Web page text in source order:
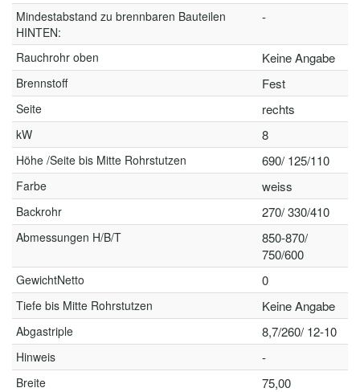
Mindestabstand zu brennbaren Bauteilen
HINTEN:
-
Rauchrohr oben Keine Angabe
Brennstoff Fest
Seite rechts
kW 8
Höhe /Seite bis Mitte Rohrstutzen 690/ 125/110
Farbe weiss
Backrohr 270/ 330/410
Abmessungen H/B/T
850-870/
750/600
GewichtNetto 0
Tiefe bis Mitte Rohrstutzen Keine Angabe
Abgastriple 8,7/260/ 12-10
Hinweis -
Breite 75,00